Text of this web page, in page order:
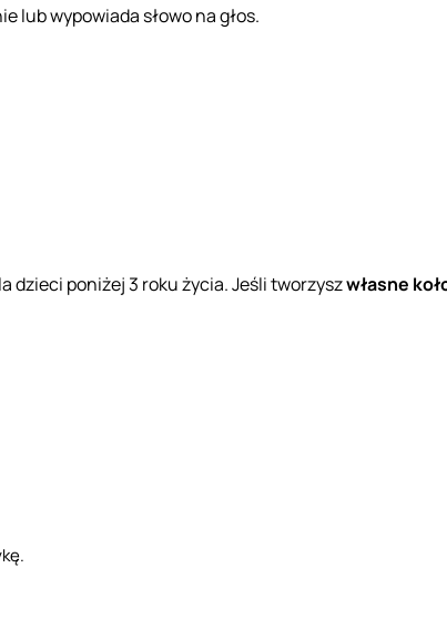
lub wypowiada słowo na głos.
dzieci poniżej 3 roku życia. Jeśli tworzyszwłasne